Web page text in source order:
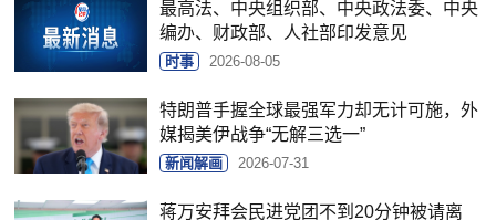
最高法、中央组织部、中央政法委、中央
编办、财政部、人社部印发意见
时事 2026-08-05
特朗普手握全球最强军力却无计可施，外
媒揭美伊战争“无解三选一”
新闻解画 2026-07-31
蒋万安拜会民进党团不到20分钟被请离